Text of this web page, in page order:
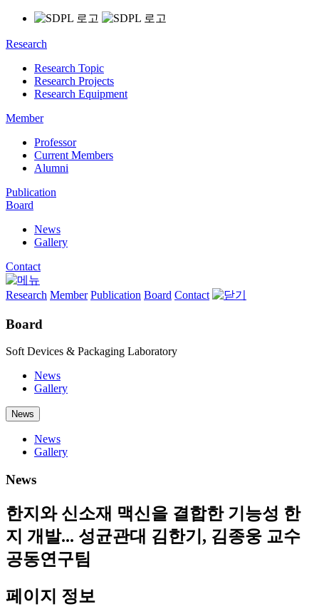
Research
Research Topic
Research Projects
Research Equipment
Member
Professor
Current Members
Alumni
Publication
Board
News
Gallery
Contact
Research Member Publication Board Contact
Board
Soft Devices & Packaging Laboratory
News
Gallery
News
News
Gallery
News
한지와 신소재 맥신을 결합한 기능성 한
지 개발... 성균관대 김한기, 김종웅 교수
공동연구팀
페이지 정보